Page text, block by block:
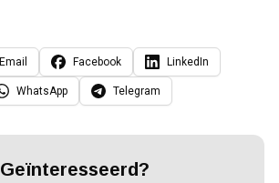
Email Facebook LinkedIn
WhatsApp Telegram
Geïnteresseerd?